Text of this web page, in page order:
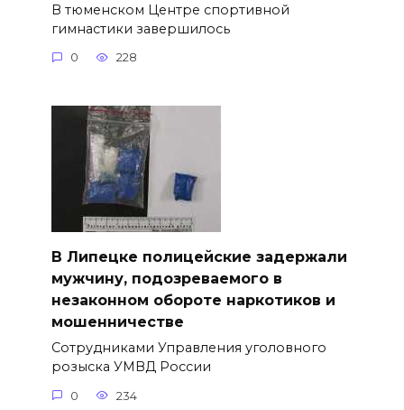
В тюменском Центре спортивной
гимнастики завершилось
0 228
В Липецке полицейские задержали
мужчину, подозреваемого в
незаконном обороте наркотиков и
мошенничестве
Сотрудниками Управления уголовного
розыска УМВД России
0 234